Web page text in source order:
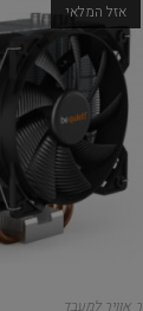
אזל המלאי